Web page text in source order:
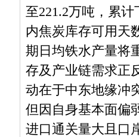
至221.2万吨，累
内焦炭库存可用天
期日均铁水产量将
存及产业链需求
动在于中东地缘冲
但因自身基本面偏
进口通关量大且口